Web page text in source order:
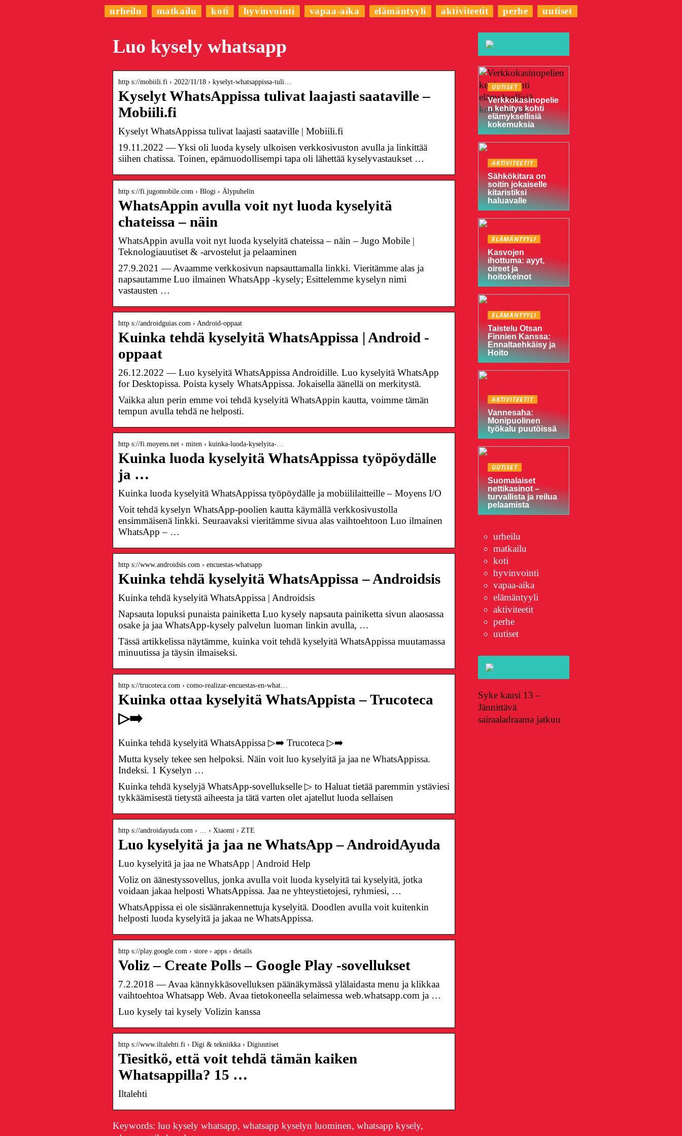
urheilu matkailu koti hyvinvointi vapaa-aika elämäntyyli aktiviteetit perhe uutiset
Luo kysely whatsapp
http s://mobiili.fi › 2022/11/18 › kyselyt-whatsappissa-tuli…
Kyselyt WhatsAppissa tulivat laajasti saataville –
Mobiili.fi
Kyselyt WhatsAppissa tulivat laajasti saataville | Mobiili.fi
19.11.2022 — Yksi oli luoda kysely ulkoisen verkkosivuston avulla ja linkittää
siihen chatissa. Toinen, epämuodollisempi tapa oli lähettää kyselyvastaukset …
http s://fi.jugomobile.com › Blogi › Älypuhelin
WhatsAppin avulla voit nyt luoda kyselyitä
chateissa – näin
WhatsAppin avulla voit nyt luoda kyselyitä chateissa – näin – Jugo Mobile |
Teknologiauutiset & -arvostelut ja pelaaminen
27.9.2021 — Avaamme verkkosivun napsauttamalla linkki. Vieritämme alas ja
napsautamme Luo ilmainen WhatsApp -kysely; Esittelemme kyselyn nimi
vastausten …
http s://androidguias.com › Android-oppaat
Kuinka tehdä kyselyitä WhatsAppissa | Android -
oppaat
26.12.2022 — Luo kyselyitä WhatsAppissa Androidille. Luo kyselyitä WhatsApp
for Desktopissa. Poista kysely WhatsAppissa. Jokaisella äänellä on merkitystä.
Vaikka alun perin emme voi tehdä kyselyitä WhatsAppin kautta, voimme tämän
tempun avulla tehdä ne helposti.
http s://fi.moyens.net › miten › kuinka-luoda-kyselyita-…
Kuinka luoda kyselyitä WhatsAppissa työpöydälle
ja …
Kuinka luoda kyselyitä WhatsAppissa työpöydälle ja mobiililaitteille – Moyens I/O
Voit tehdä kyselyn WhatsApp-poolien kautta käymällä verkkosivustolla
ensimmäisenä linkki. Seuraavaksi vieritämme sivua alas vaihtoehtoon Luo ilmainen
WhatsApp – …
http s://www.androidsis.com › encuestas-whatsapp
Kuinka tehdä kyselyitä WhatsAppissa – Androidsis
Kuinka tehdä kyselyitä WhatsAppissa | Androidsis
Napsauta lopuksi punaista painiketta Luo kysely napsauta painiketta sivun alaosassa
osake ja jaa WhatsApp-kysely palvelun luoman linkin avulla, …
Tässä artikkelissa näytämme, kuinka voit tehdä kyselyitä WhatsAppissa muutamassa
minuutissa ja täysin ilmaiseksi.
http s://trucoteca.com › como-realizar-encuestas-en-what…
Kuinka ottaa kyselyitä WhatsAppista – Trucoteca
▷➡️
Kuinka tehdä kyselyitä WhatsAppissa ▷➡️ Trucoteca ▷➡️
Mutta kysely tekee sen helpoksi. Näin voit luo kyselyitä ja jaa ne WhatsAppissa.
Indeksi. 1 Kyselyn …
Kuinka tehdä kyselyjä WhatsApp-sovellukselle ▷ to️ Haluat tietää paremmin ystäviesi
tykkäämisestä tietystä aiheesta ja tätä varten olet ajatellut luoda sellaisen
http s://androidayuda.com › … › Xiaomi › ZTE
Luo kyselyitä ja jaa ne WhatsApp – AndroidAyuda
Luo kyselyitä ja jaa ne WhatsApp | Android Help
Voliz on äänestyssovellus, jonka avulla voit luoda kyselyitä tai kyselyitä, jotka
voidaan jakaa helposti WhatsAppissa. Jaa ne yhteystietojesi, ryhmiesi, …
WhatsAppissa ei ole sisäänrakennettuja kyselyitä. Doodlen avulla voit kuitenkin
helposti luoda kyselyitä ja jakaa ne WhatsAppissa.
http s://play.google.com › store › apps › details
Voliz – Create Polls – Google Play ‑sovellukset
7.2.2018 — Avaa kännykkäsovelluksen päänäkymässä ylälaidasta menu ja klikkaa
vaihtoehtoa Whatsapp Web. Avaa tietokoneella selaimessa web.whatsapp.com ja …
Luo kysely tai kysely Volizin kanssa
http s://www.iltalehti.fi › Digi & tekniikka › Digiuutiset
Tiesitkö, että voit tehdä tämän kaiken
Whatsappilla? 15 …
Iltalehti
Keywords: luo kysely whatsapp, whatsapp kyselyn luominen, whatsapp kysely,
UUTISET
Verkkokasinopelie
n kehitys kohti
elämyksellisiä
kokemuksia
AKTIVITEETIT
Sähkökitara on
soitin jokaiselle
kitaristiksi
haluavalle
ELÄMÄNTYYLI
Kasvojen
ihottuma: ayyt,
oireet ja
hoitokeinot
ELÄMÄNTYYLI
Taistelu Otsan
Finnien Kanssa:
Ennaltaehkäisy ja
Hoito
AKTIVITEETIT
Vannesaha:
Monipuolinen
työkalu puutöissä
UUTISET
Suomalaiset
nettikasinot –
turvallista ja reilua
pelaamista
urheilu
matkailu
koti
hyvinvointi
vapaa-aika
elämäntyyli
aktiviteetit
perhe
uutiset
Syke kausi 13 –
Jännittävä
sairaaladraama jatkuu